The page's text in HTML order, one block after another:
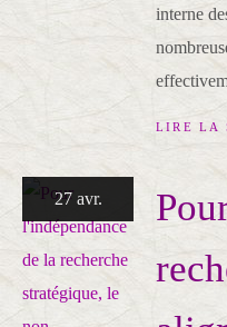
interne
LIRE LA
27 avr.